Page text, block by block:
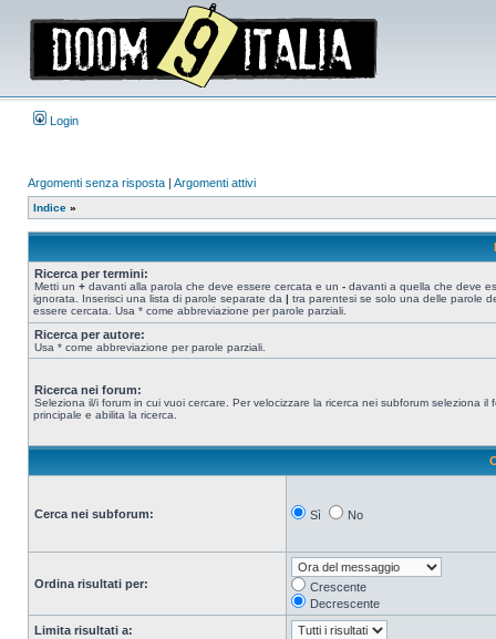
Login
Argomenti senza risposta | Argomenti attivi
Indice »
Ricerca per termini:
Metti un + davanti alla parola che deve essere cercata e un - davanti a quella che deve
ignorata. Inserisci una lista di parole separate da | tra parentesi se solo una delle parole
essere cercata. Usa * come abbreviazione per parole parziali.
Ricerca per autore:
Usa * come abbreviazione per parole parziali.
Ricerca nei forum:
Seleziona il/i forum in cui vuoi cercare. Per velocizzare la ricerca nei subforum seleziona il
principale e abilita la ricerca.
Cerca nei subforum: Sì No
Ordina risultati per:
Crescente
Decrescente
Limita risultati a: